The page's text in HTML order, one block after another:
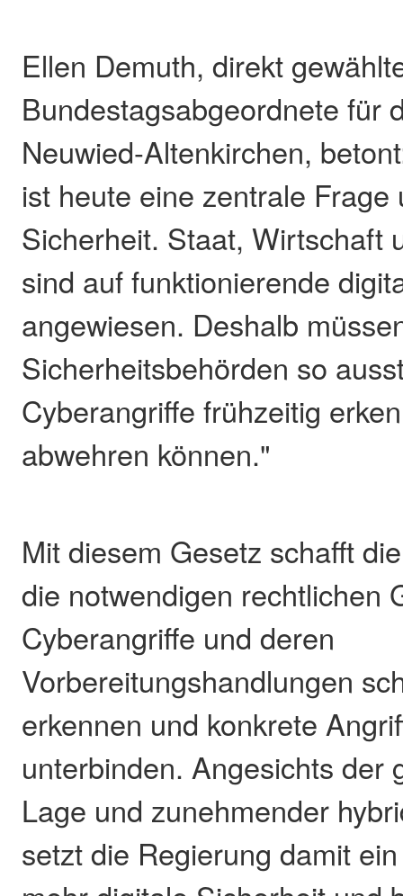
Ellen Demuth, direkt
Bundestagsabgeordnete für
Neuwied-Altenkirchen,
ist heute eine zentrale
Sicherheit. Staat, Wirtschaft
sind auf funktionierende
angewiesen. Deshalb
Sicherheitsbehörden so
Cyberangriffe frühzeitig
abwehren können."
Mit diesem Gesetz schafft
die notwendigen rechtlichen
Cyberangriffe und deren
Vorbereitungshandlungen
erkennen und konkrete
unterbinden. Angesichts der
Lage und zunehmender
setzt die Regierung damit